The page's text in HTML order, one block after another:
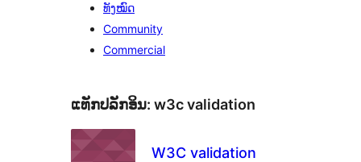
ທັງໝົດ
Community
Commercial
ແທັກປລັກອິນ: w3c validation
W3C validation